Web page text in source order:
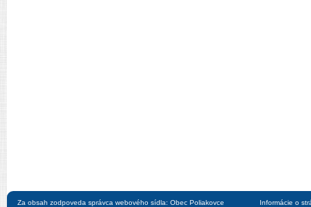
Za obsah zodpoveda správca webového sídla: Obec Poliakovce Informácie o